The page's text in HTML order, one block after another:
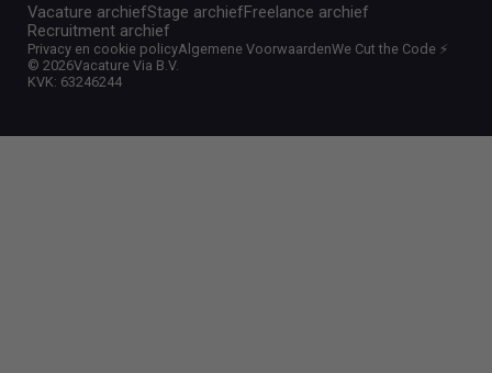
Vacature archiefStage archiefFreelance archief
Recruitment archief
©2026Vacature Via B.V.
KVK: 63246244
Privacy en cookie policyAlgemene VoorwaardenWe Cut the Code ⚡️